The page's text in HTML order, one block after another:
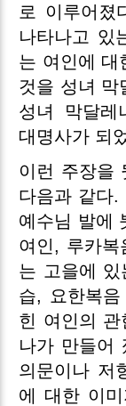
로 이루어졌
나타나고 있
는 여인에 대
것을 성녀 막
성녀 막달레
대명사가 되
이런 주장을
다음과 같다.
예수님 발에
여인, 루카
는 고을에 있
습, 요한복
힌 여인의 관
나가 만들어
의문이나 저
에 대한 이